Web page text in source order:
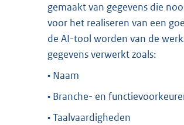
gemaakt van gegevens die
voor het realiseren van een
de AI-tool worden van de
gegevens verwerkt zoals:
• Naam
• Branche- en
• Taalvaardigheden